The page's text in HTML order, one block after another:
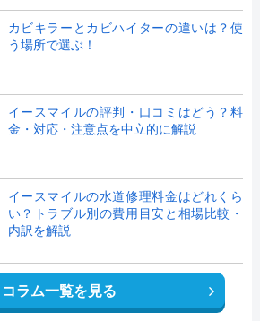
カビキラーとカビハイターの違いは？使
う場所で選ぶ！
イースマイルの評判・口コミはどう？料
金・対応・注意点を中立的に解説
イースマイルの水道修理料金はどれくら
い？トラブル別の費用目安と相場比較・
内訳を解説
コラム一覧を見る